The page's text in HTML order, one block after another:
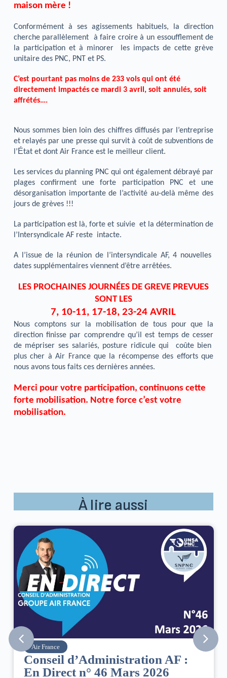
maison mère !
Conformément à ses agissements habituels, la direction
cherche parallèlement à faire croire à un essoufflement de
la participation et à minorer les impacts de cette grève
unitaire des PNC, PNT et PS.
C’est pourtant pas moins de 233 vols qui ont été
directement impactés ce mardi 3 avril, soit annulés, soit
affrétés….
Nous sommes bien loin des chiffres diffusés par l’entreprise
et relayés par une presse qui survit à coût de subventions de
l’État et dont Air France est le meilleur client.
Les services du planning PNC qui ont également débrayé par
plages confirment une forte participation PNC et une
désorganisation importante de l’activité au-delà même des
jours de grèves !!!
La participation est là, forte et suivie et la détermination de
l’Intersyndicale AF reste intacte.
A l’issue de la réunion de l’intersyndicale AF, 4 nouvelles
dates supplémentaires viennent d’être arrêtées.
LES PROCHAINES JOURNÉES DE GREVE PREVUES
SONT LES
7, 10-11, 17-18, 23-24 AVRIL
Nous comptons sur la mobilisation de tous pour que la
direction finisse par comprendre qu’il est temps de cesser
de mépriser ses salariés, posture ridicule qui coûte bien
plus cher à Air France que la récompense des efforts que
nous avons tous faits ces dernières années.
Merci pour votre participation, continuons cette
forte mobilisation. Notre force c’est votre
mobilisation.
À lire aussi
Air France
Conseil d’Administration AF :
En Direct n° 46 Mars 2026